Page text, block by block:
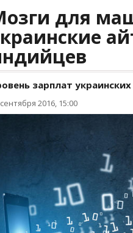
для
зарплат
2016, 15:00